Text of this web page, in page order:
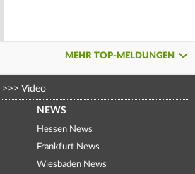
MEHR TOP-MELDUNGEN
>>> Video
NEWS
Hessen News
Frankfurt News
Wiesbaden News